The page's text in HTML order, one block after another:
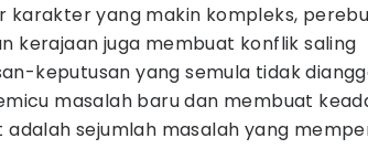
karakter yang makin kompleks,
kerajaan juga membuat konflik saling
keputusan yang semula tidak
masalah baru dan membuat
adalah sejumlah masalah yang